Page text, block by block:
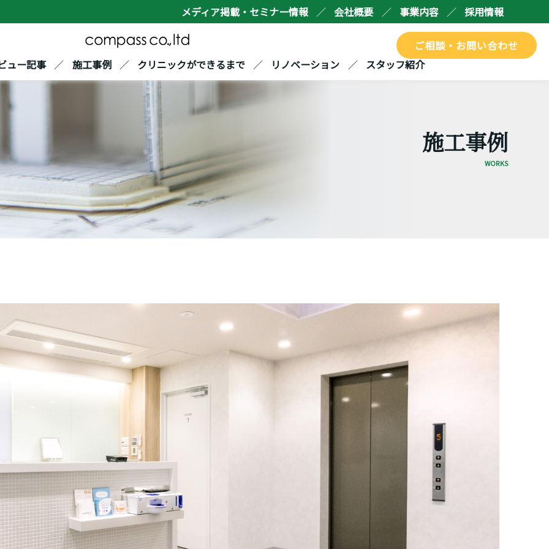
メディア掲載・セミナー情報 会社概要 事業内容 採用情報
ュー記事 施工事例 クリニックができるまで リノベーション スタッフ紹介
ご相談・お問い合わせ
施工事例